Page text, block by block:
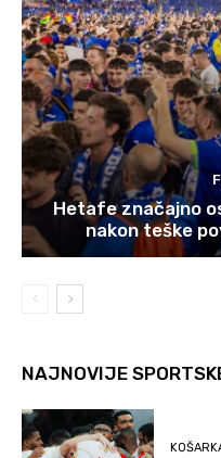
Hetafe značajno
nakon teške
NAJNOVIJE